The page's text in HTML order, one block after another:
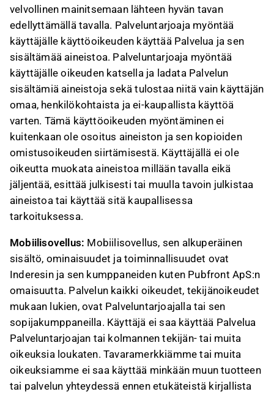
velvollinen mainitsemaan lähteen hyvän tavan
edellyttämällä tavalla. Palveluntarjoaja myöntää
käyttäjälle käyttöoikeuden käyttää Palvelua ja sen
sisältämää aineistoa. Palveluntarjoaja myöntää
käyttäjälle oikeuden katsella ja ladata Palvelun
sisältämiä aineistoja sekä tulostaa niitä vain käyttäjän
omaa, henkilökohtaista ja ei-kaupallista käyttöä
varten. Tämä käyttöoikeuden myöntäminen ei
kuitenkaan ole osoitus aineiston ja sen kopioiden
omistusoikeuden siirtämisestä. Käyttäjällä ei ole
oikeutta muokata aineistoa millään tavalla eikä
jäljentää, esittää julkisesti tai muulla tavoin julkistaa
aineistoa tai käyttää sitä kaupallisessa
tarkoituksessa.
Mobiilisovellus: Mobiilisovellus, sen alkuperäinen
sisältö, ominaisuudet ja toiminnallisuudet ovat
Inderesin ja sen kumppaneiden kuten Pubfront ApS:n
omaisuutta. Palvelun kaikki oikeudet, tekijänoikeudet
mukaan lukien, ovat Palveluntarjoajalla tai sen
sopijakumppaneilla. Käyttäjä ei saa käyttää Palvelua
Palveluntarjoajan tai kolmannen tekijän- tai muita
oikeuksia loukaten. Tavaramerkkiämme tai muita
oikeuksiamme ei saa käyttää minkään muun tuotteen
tai palvelun yhteydessä ennen etukäteistä kirjallista